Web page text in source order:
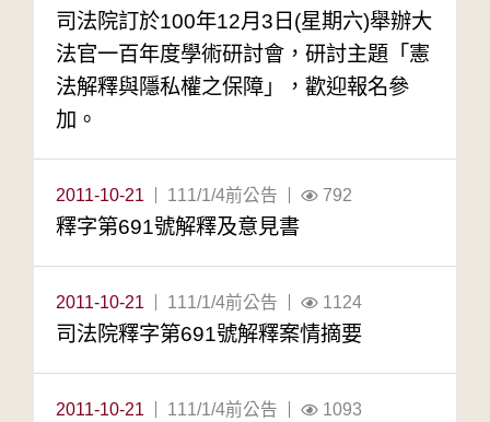
司法院訂於100年12月3日(星期六)舉辦大
法官一百年度學術研討會，研討主題「憲
法解釋與隱私權之保障」，歡迎報名參
加。
2011-10-21 111/1/4前公告 792
釋字第691號解釋及意見書
2011-10-21 111/1/4前公告 1124
司法院釋字第691號解釋案情摘要
2011-10-21 111/1/4前公告 1093